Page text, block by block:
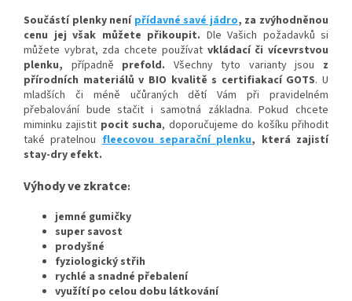
Součástí plenky není přídavné savé jádro, za zvýhodněnou
cenu jej však můžete přikoupit. Dle Vašich požadavků si
můžete vybrat, zda chcete používat vkládací či vícevrstvou
plenku, případně prefold. Všechny tyto varianty jsou z
přírodních materiálů v BIO kvalitě s certifiakací GOTS. U
mladších či méně učůraných dětí Vám při pravidelném
přebalování bude stačit i samotná základna. Pokud chcete
miminku zajistit pocit sucha, doporučujeme do košíku přihodit
také pratelnoufleecovou separační plenku, která zajistí
stay-dry efekt.
Výhody ve zkratce:
jemné gumičky
super savost
prodyšné
fyziologický střih
rychlé a snadné přebalení
využítí po celou dobu látkování